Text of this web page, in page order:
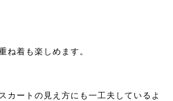
ね着も楽しめます。
カートの見え方にも一工夫しているよ